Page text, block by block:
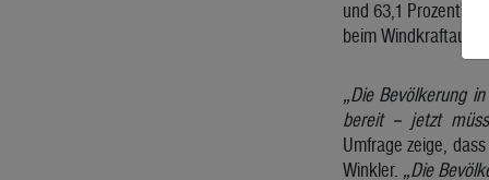
und 63,1 Prozent
beim
„Die Bevölkerung
bereit – jetzt
Umfrage zeige,
Winkler. „Die